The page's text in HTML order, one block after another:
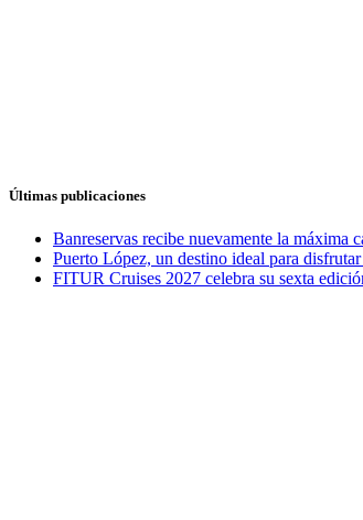
Últimas publicaciones
Banreservas recibe nuevamente la
Puerto López, un destino ideal para
FITUR Cruises 2027 celebra su sexta